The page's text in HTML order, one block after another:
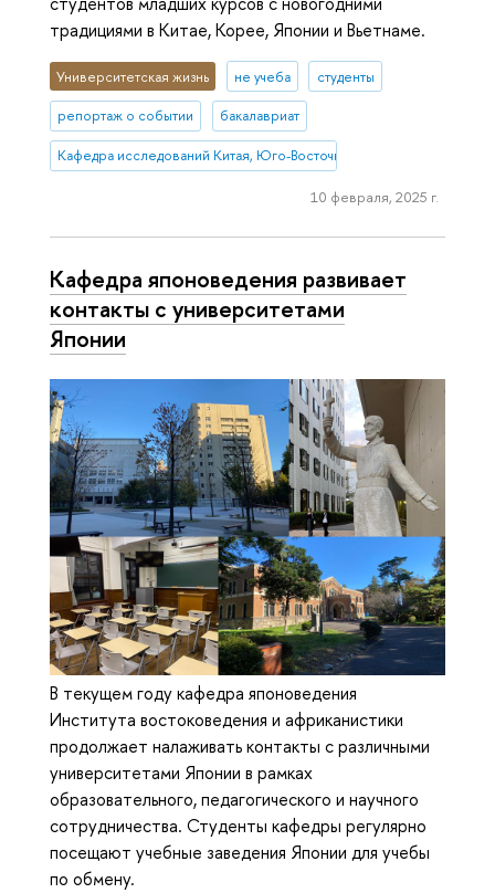
традициями в Китае, Корее, Японии и Вьетнаме.
Университетская жизнь не учеба студенты
репортаж о событии бакалавриат
Кафедра исследований Китая, Юго-Восточной и Южной Азии
10 февраля, 2025 г.
Кафедра японоведения развивает
контакты с университетами
Японии
В текущем году кафедра японоведения
Института востоковедения и африканистики
продолжает налаживать контакты с различными
университетами Японии в рамках
образовательного, педагогического и научного
сотрудничества. Студенты кафедры регулярно
посещают учебные заведения Японии для учебы
по обмену.